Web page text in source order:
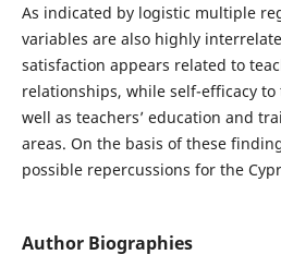
As indicated by logistic multiple
variables are also highly
satisfaction appears related to
relationships, while self-efficacy
well as teachers’ education and
areas. On the basis of these
possible repercussions for the
Author Biographies